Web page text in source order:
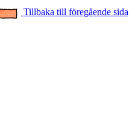
Tillbaka till föregående sida